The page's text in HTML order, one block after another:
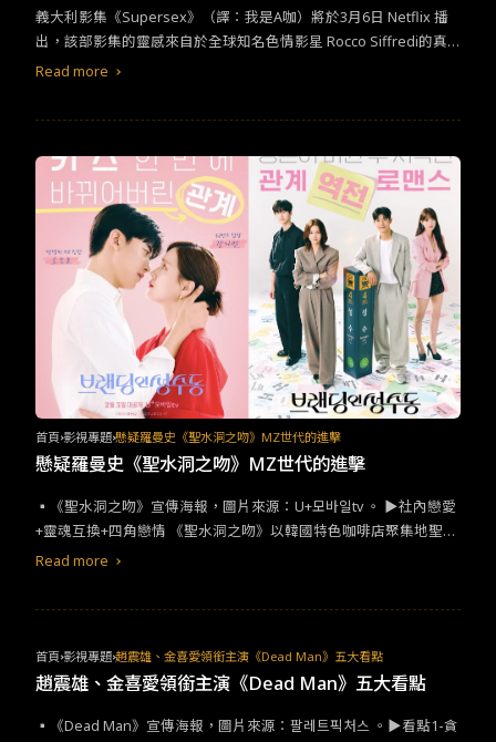
義大利影集《Supersex》（譯：我是A咖）將於3月6日 Netflix 播
出，該部影集的靈感來自於全球知名色情影星 Rocco Siffredi的真
實人生，根據統計，他所拍攝的色情電視電影總數超過1500部。
ersex》被形容為一部精深的影集，全劇描述了義大利影星Rocco Si
ffredi的童年生活和從第三視角觀看他的家庭，著重在「他與愛之間
的關係」，並闡述 Rocco Siffredi 如何從一個出生於Ortona（義大
利中部小鎮）的平凡男子成為現在全球最知名最頂尖的A片影星、
導演。 《Supersex》的導演為Matteo Rovere（作品《Romulu
s》)、 Francesco Carrozzini (作品《The Hanging Sun》) 和 Franc
esca Mazzoleni (作品《Punta Sacra》）。
Read more
首頁 影視專題 懸疑羅曼史《聖水洞之吻》MZ世代的進擊
懸疑羅曼史《聖水洞之吻》MZ世代的進擊
▪︎《聖水洞之吻》宣傳海報，圖片來源：U+모바일tv 。 ▶社內戀愛
+靈魂互換+四角戀情 《聖水洞之吻》以韓國特色咖啡店聚集地聖水
洞為背景，講述位在聖水洞的品牌行銷公司中發生的各種奇幻趣
Read more
首頁 影視專題 趙震雄、金喜愛領銜主演《Dead Man》五大看點
趙震雄、金喜愛領銜主演《Dead Man》五大看點
▪︎《Dead Man》宣傳海報，圖片來源：팔레트픽처스 。▶看點1-貪